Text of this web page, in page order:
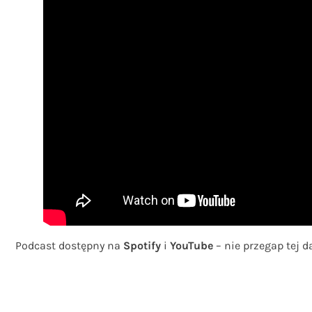
Podcast dostępny na Spotify i YouTube – nie przegap tej